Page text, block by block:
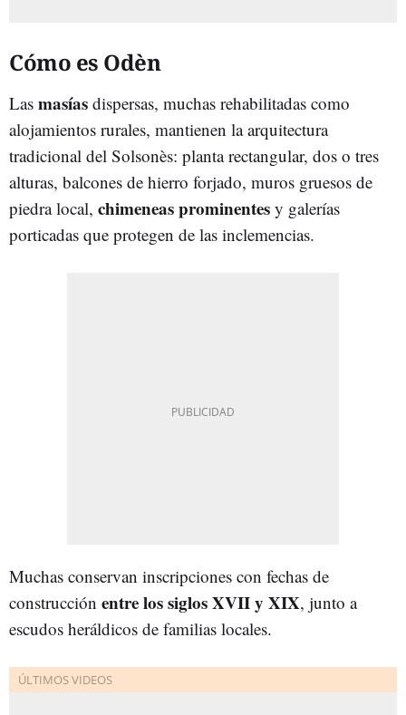
Cómo es Odèn
Las masías dispersas, muchas rehabilitadas como
alojamientos rurales, mantienen la arquitectura
tradicional del Solsonès: planta rectangular, dos o tres
alturas, balcones de hierro forjado, muros gruesos de
piedra local, chimeneas prominentes y galerías
porticadas que protegen de las inclemencias.
Muchas conservan inscripciones con fechas de
construcción entre los siglos XVII y XIX, junto a
escudos heráldicos de familias locales.